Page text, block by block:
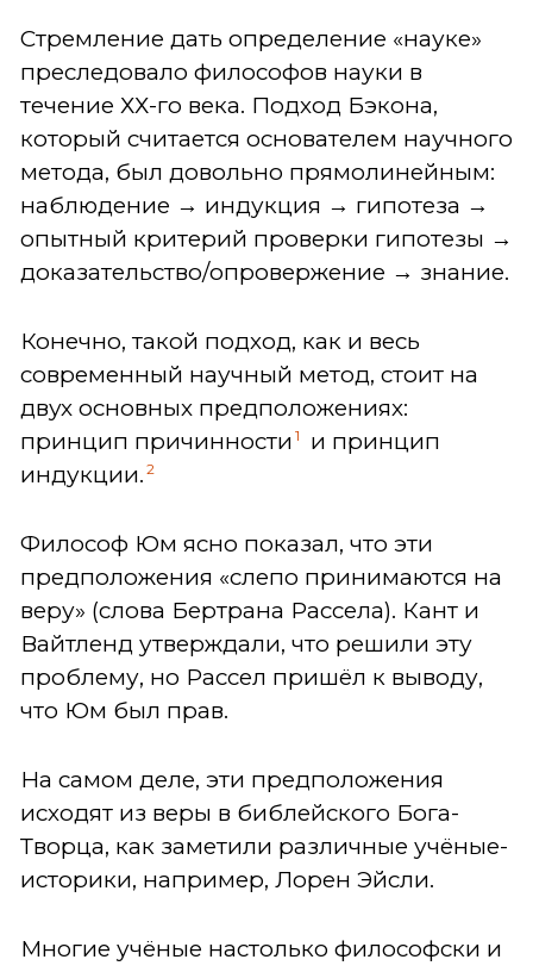
Стремление дать определение «науке»
преследовало философов науки в
течение ХХ-го века. Подход Бэкона,
который считается основателем научного
метода, был довольно прямолинейным:
наблюдение → индукция → гипотеза →
опытный критерий проверки гипотезы →
доказательство/опровержение → знание.
Конечно, такой подход, как и весь
современный научный метод, стоит на
двух основных предположениях:
принцип причинности 1
и принцип
индукции. 2
Философ Юм ясно показал, что эти
предположения «слепо принимаются на
веру» (слова Бертрана Рассела). Кант и
Вайтленд утверждали, что решили эту
проблему, но Рассел пришёл к выводу,
что Юм был прав.
На самом деле, эти предположения
исходят из веры в библейского Бога-
Творца, как заметили различные учёные-
историки, например, Лорен Эйсли.
Многие учёные настолько философски и